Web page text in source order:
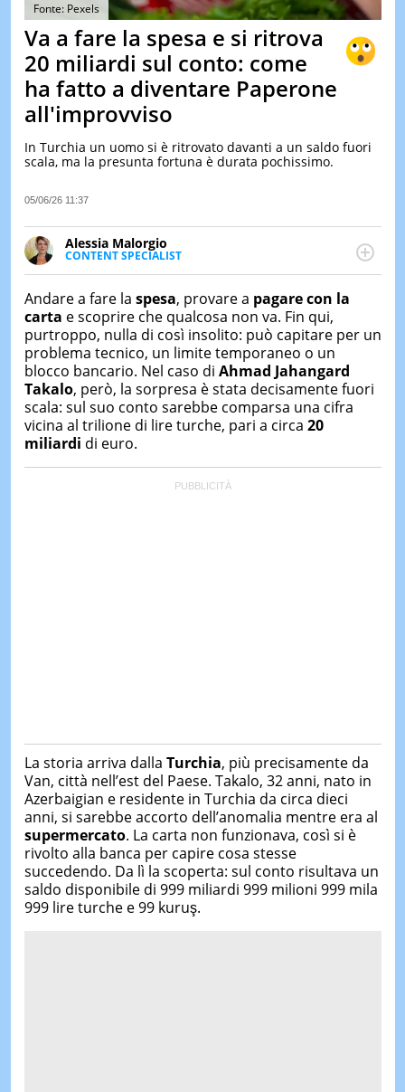
&
TEST
&
DI
DI
Fonte: Pexels
Va a fare la spesa e si ritrova
20 miliardi sul conto: come
ha fatto a diventare Paperone
all'improvviso
In Turchia un uomo si è ritrovato davanti a un saldo fuori
scala, ma la presunta fortuna è durata pochissimo.
05/06/26 11:37
Alessia Malorgio
CONTENT SPECIALIST
Ha conseguito un Master in Marketing Management
occupa della creazione di contenuti in ottica SEO e
dello sviluppo di strategie marketing attraverso
canali digitali.
Andare a fare la spesa, provare a pagare con la
carta e scoprire che qualcosa non va. Fin qui,
purtroppo, nulla di così insolito: può capitare per un
problema tecnico, un limite temporaneo o un
blocco bancario. Nel caso di Ahmad Jahangard
Takalo, però, la sorpresa è stata decisamente fuori
scala: sul suo conto sarebbe comparsa una cifra
vicina al trilione di lire turche, pari a circa 20
miliardi di euro.
La storia arriva dalla Turchia, più precisamente da
Van, città nell’est del Paese. Takalo, 32 anni, nato in
Azerbaigian e residente in Turchia da circa dieci
anni, si sarebbe accorto dell’anomalia mentre era al
supermercato. La carta non funzionava, così si è
rivolto alla banca per capire cosa stesse
succedendo. Da lì la scoperta: sul conto risultava un
saldo disponibile di 999 miliardi 999 milioni 999 mila
999 lire turche e 99 kuruş.